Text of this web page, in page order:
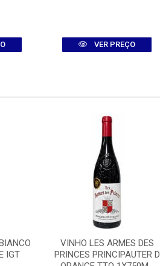
VER PREÇO
IGT
VINHO LES ARMES DES
PRINCES PRINCIPAUTER D